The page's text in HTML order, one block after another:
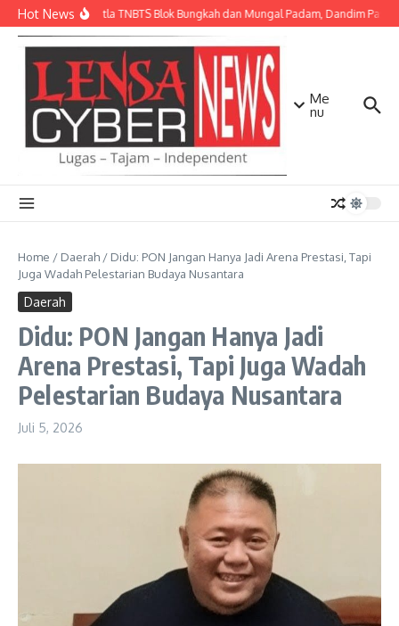
Lewati ke konten
Hot NewsApi Karhutla TNBTS Blok Bungkah dan Mungal Padam, Dandim
Me
nu
Home / Daerah / Didu: PON Jangan Hanya Jadi Arena Prestasi, Tapi
Juga Wadah Pelestarian Budaya Nusantara
Daerah
Didu: PON Jangan Hanya Jadi
Arena Prestasi, Tapi Juga Wadah
Pelestarian Budaya Nusantara
Juli 5, 2026